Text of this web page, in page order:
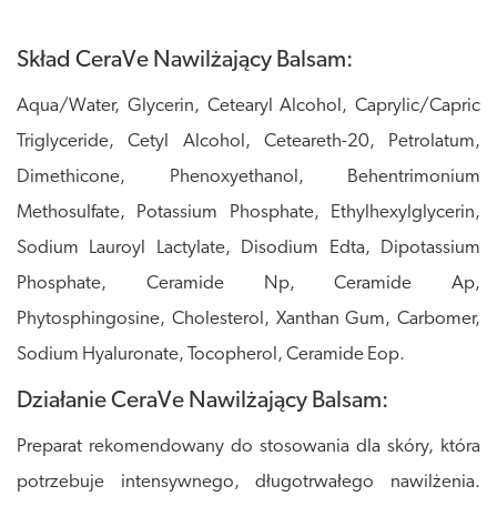
Skład CeraVe Nawilżający Balsam:
Aqua/Water, Glycerin, Cetearyl Alcohol, Caprylic/Capric
Triglyceride, Cetyl Alcohol, Ceteareth-20, Petrolatum,
Dimethicone, Phenoxyethanol, Behentrimonium
Methosulfate, Potassium Phosphate, Ethylhexylglycerin,
Sodium Lauroyl Lactylate, Disodium Edta, Dipotassium
Phosphate, Ceramide Np, Ceramide Ap,
Phytosphingosine, Cholesterol, Xanthan Gum, Carbomer,
Sodium Hyaluronate, Tocopherol, Ceramide Eop.
Działanie CeraVe Nawilżający Balsam:
Preparat rekomendowany do stosowania dla skóry, która
potrzebuje intensywnego, długotrwałego nawilżenia.